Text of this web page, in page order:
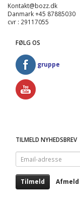
Kontakt@bozz.dk
Danmark +45 87885030
cvr : 29117055
FØLG OS
gruppe
TILMELD NYHEDSBREV
Email-
adresse
Tilmeld Afmeld